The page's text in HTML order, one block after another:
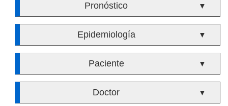
Pronóstico ▼
Epidemiología ▼
Paciente ▼
Doctor ▼